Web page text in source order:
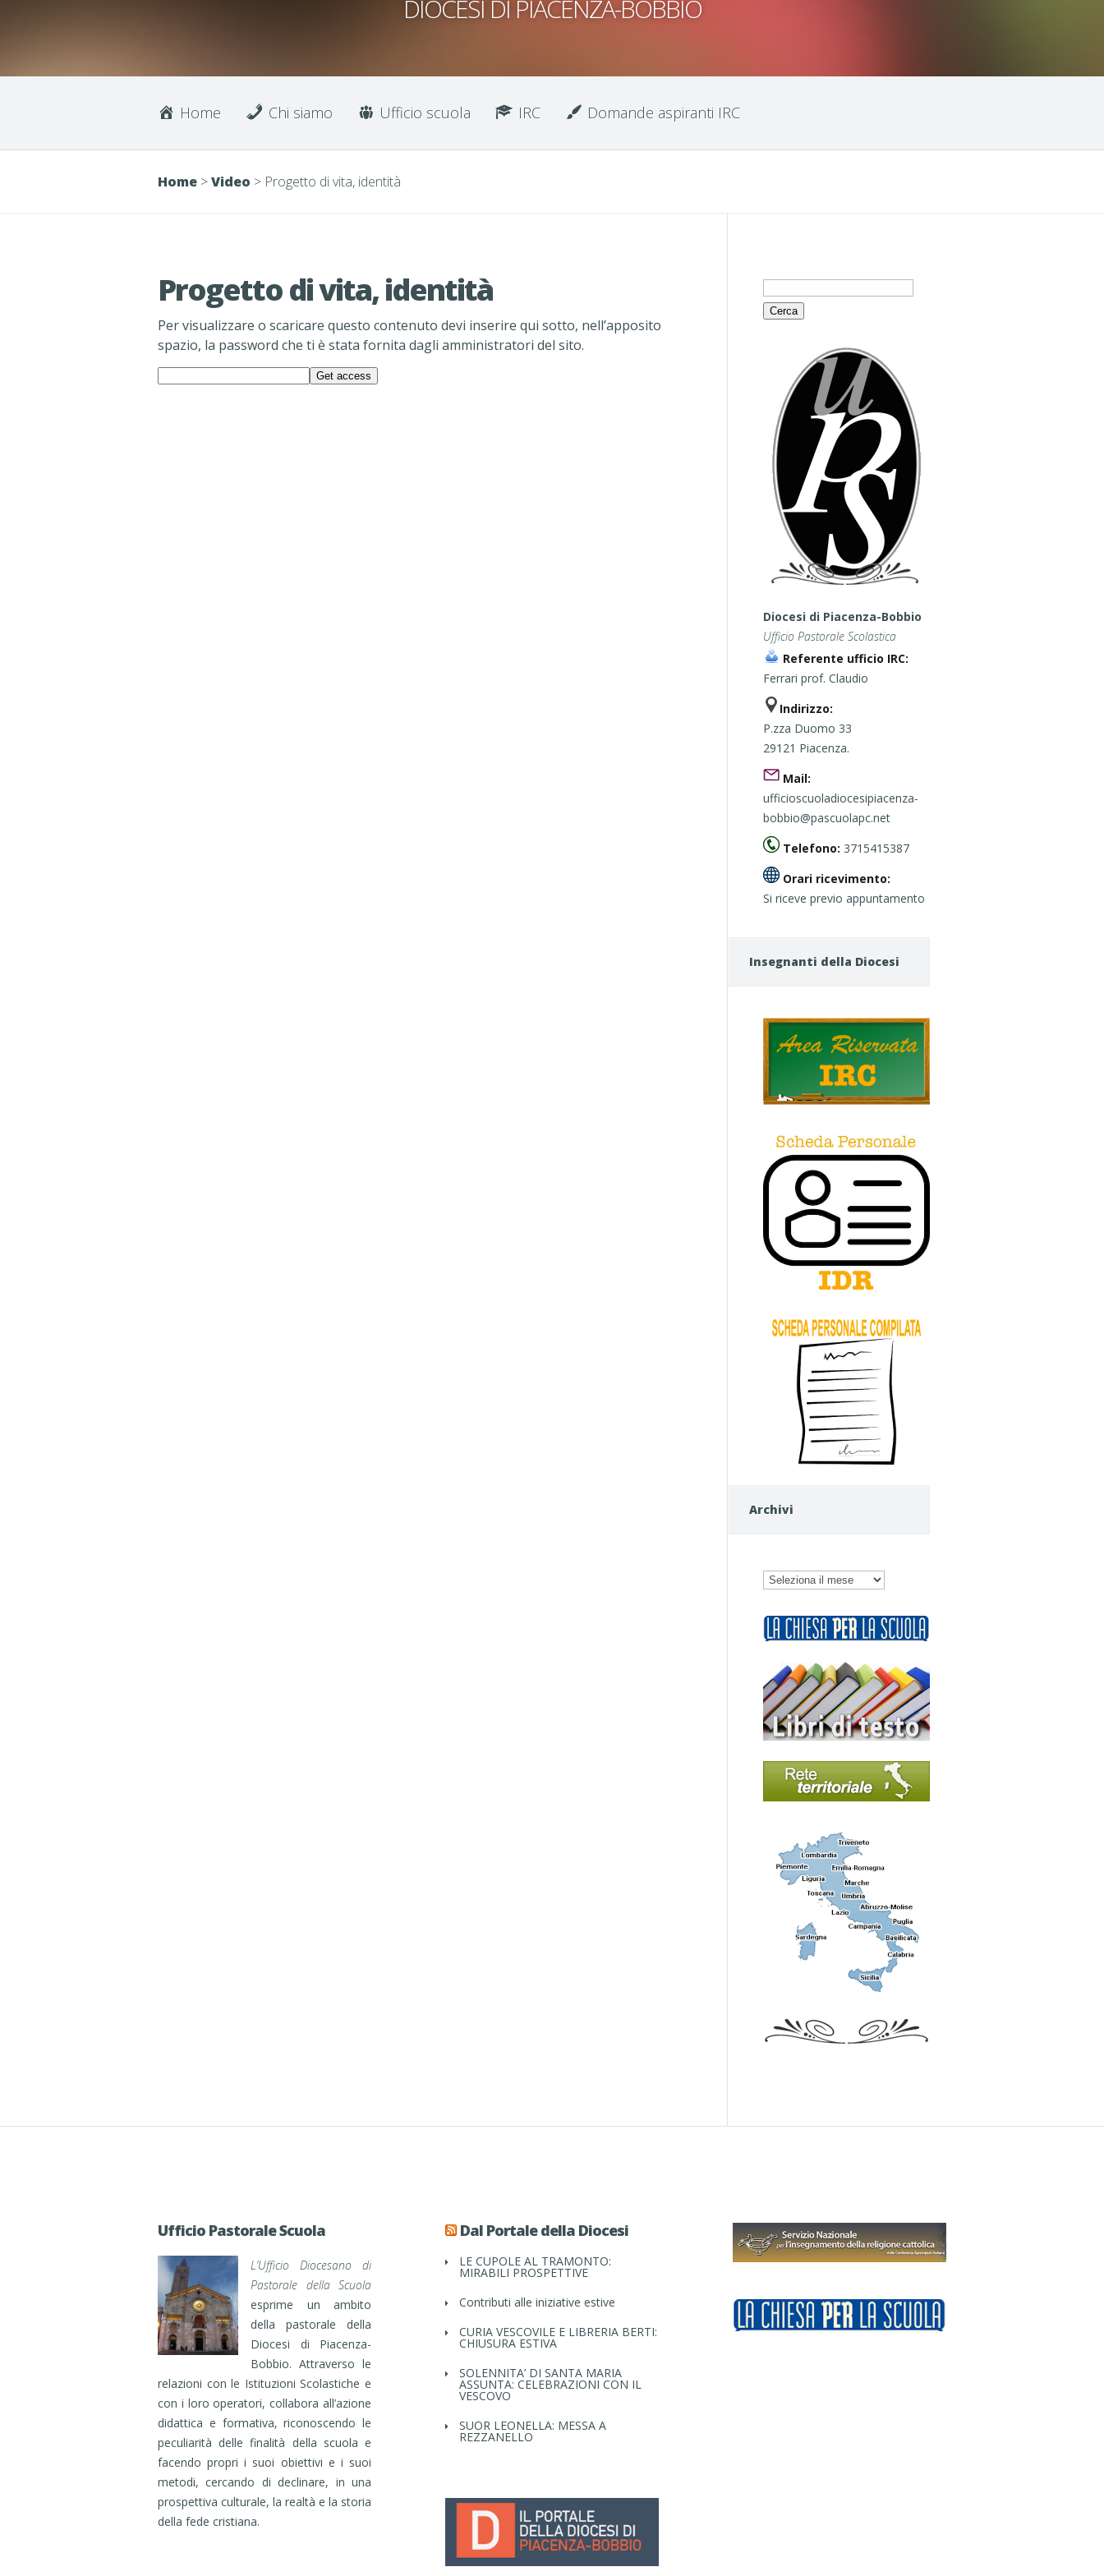
DIOCESI DI PIACENZA-BOBBIO
Home Chi siamo Ufficio scuola IRC Domande aspiranti IRC
Home >Video > Progetto di vita, identità
Progetto di vita, identità
Per visualizzare o scaricare questo contenuto devi inserire qui sotto, nell’apposito
spazio, la password che ti è stata fornita dagli amministratori del sito.
Ricerca
Diocesi di Piacenza-Bobbio
Ufficio Pastorale Scolastica
Referente ufficio IRC:
Ferrari prof. Claudio
Indirizzo:
P.zza Duomo 33
29121 Piacenza.
Mail:
ufficioscuoladiocesipiacenza-
bobbio@pascuolapc.net
Telefono: 3715415387
Orari ricevimento:
Si riceve previo appuntamento
Insegnanti della Diocesi
Archivi
Archivi
Ufficio Pastorale Scuola
L’Ufficio Diocesano di
Pastorale della Scuola
esprime un ambito
della pastorale della
Diocesi di Piacenza-
Bobbio. Attraverso le
relazioni con le Istituzioni Scolastiche e
con i loro operatori, collabora all’azione
didattica e formativa, riconoscendo le
peculiarità delle finalità della scuola e
facendo propri i suoi obiettivi e i suoi
metodi, cercando di declinare, in una
prospettiva culturale, la realtà e la storia
della fede cristiana.
Dal Portale della Diocesi
LE CUPOLE AL TRAMONTO:
MIRABILI PROSPETTIVE
Contributi alle iniziative estive
CURIA VESCOVILE E LIBRERIA BERTI:
CHIUSURA ESTIVA
SOLENNITA’ DI SANTA MARIA
ASSUNTA: CELEBRAZIONI CON IL
VESCOVO
SUOR LEONELLA: MESSA A
REZZANELLO